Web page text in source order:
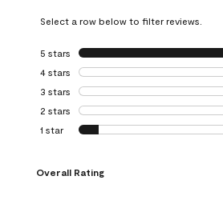
Select a row below to filter reviews.
5 stars stars
4 stars stars
3 stars stars
2 stars stars
1 star stars
Overall Rating